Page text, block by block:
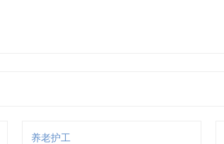
养老护工